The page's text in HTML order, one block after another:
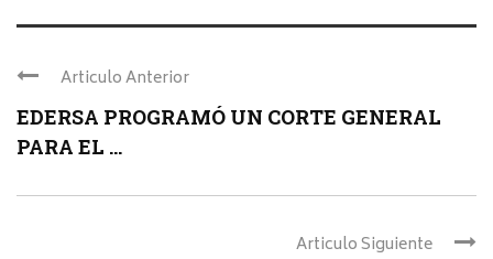
Articulo Anterior
EDERSA PROGRAMÓ UN CORTE GENERAL
PARA EL ...
Articulo Siguiente